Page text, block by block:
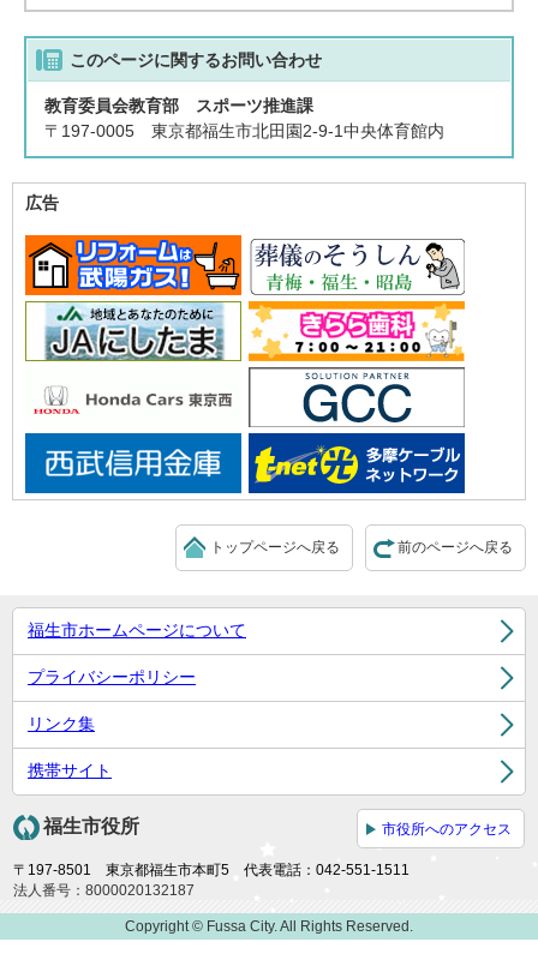
このページに関するお問い合わせ
教育委員会教育部 スポーツ推進課
〒197-0005 東京都福生市北田園2-9-1中央体育館内
広告
前のページへ戻る
トップページへ戻る
福生市ホームページについて
プライバシーポリシー
リンク集
携帯サイト
福生市役所 市役所へのアクセス
〒197-8501 東京都福生市本町5 代表電話：042-551-1511
法人番号：8000020132187
Copyright © Fussa City. All Rights Reserved.